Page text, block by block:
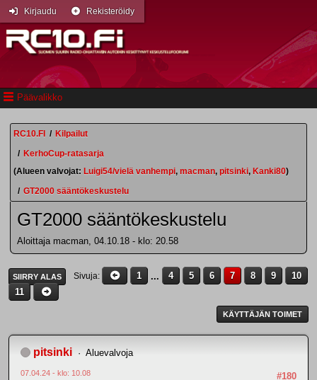
Päävalikko
Kirjaudu Rekisteröidy
RC10.FI / Kilpailut
/ KerhoCup-ratasarja
(Alueen valvojat: Luigi54/vielä vanhempi, macman, pitsinki, Kanki80)
/ GT2000 sääntökeskustelu
GT2000 sääntökeskustelu
Aloittaja macman, 04.10.18 - klo: 20.58
SIIRRY ALAS Sivuja 1 ... 4 5 6 7 8 9
10
11
KÄYTTÄJÄN TOIMET
pitsinki Aluevalvoja
#180
07.04.24 - klo: 10.08